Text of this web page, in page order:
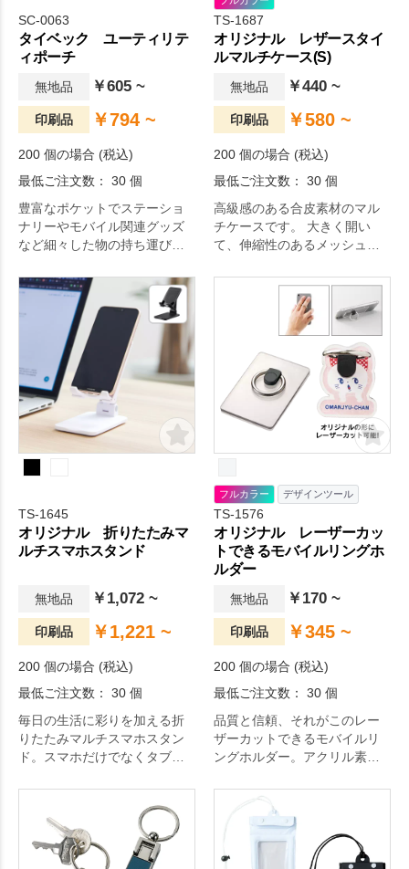
SC-0063
タイベック ユーティリテ
ィポーチ
無地品 ￥605 ~
印刷品 ￥794 ~
200 個の場合 (税込)
最低ご注文数： 30 個
豊富なポケットでステーショ
ナリーやモバイル関連グッズ
など細々した物の持ち運びに
です。
TS-1687
オリジナル レザースタイ
ルマルチケース(S)
無地品 ￥440 ~
印刷品 ￥580 ~
200 個の場合 (税込)
最低ご注文数： 30 個
高級感のある合皮素材のマル
チケースです。 大きく開い
て、伸縮性のあるメッシュ素
で、ガジェットや小物などを
コンパクトに収納をし持ち運
ぶことができます。モバイル
グッズの購入特典や卒業式の
記念品などはいかがでしょう
か。 カラーはブラック、ブラ
ウン、ホワイトの3色展開で、
大きさ違いのMサイズ・Lサイ
ズもご用意しております。 単
色印刷はもちろんフルカラー
で、お好きなデザインでオリ
ジナル性の高いグッズをおつ
くりいただくことができま
す。
TS-1645
オリジナル 折りたたみマ
ルチスマホスタンド
無地品 ￥1,072 ~
印刷品 ￥1,221 ~
200 個の場合 (税込)
最低ご注文数： 30 個
毎日の生活に彩りを加える折
りたたみマルチスマホスタン
ド。スマホだけでなくタブレ
チスタンドです。安定感ある
マルチ機能スタンドで12.9イ
ンチ以下の電子機器に対応し
ております。スタンド部分は
フルカラー デザインツール
TS-1576
オリジナル レーザーカッ
トできるモバイルリングホ
ルダー
無地品 ￥170 ~
印刷品 ￥345 ~
200 個の場合 (税込)
最低ご注文数： 30 個
品質と信頼、それがこのレー
ザーカットできるモバイルリ
ングホルダー。アクリル素材
グ結合部をオリジナル開発
し、持った時に装着感良く、
また角度調整もしやすい仕様
となっております。レーザー